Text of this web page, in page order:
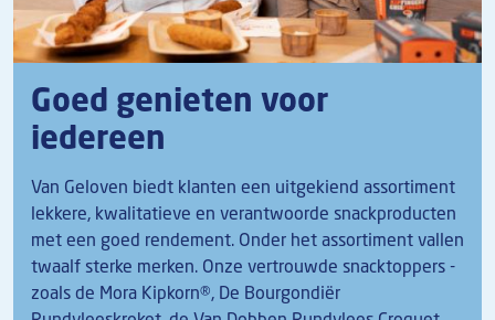
Goed genieten voor
iedereen
Van Geloven biedt klanten een uitgekiend assortiment
lekkere, kwalitatieve en verantwoorde snackproducten
met een goed rendement. Onder het assortiment vallen
twaalf sterke merken. Onze vertrouwde snacktoppers -
zoals de Mora Kipkorn®, De Bourgondiër